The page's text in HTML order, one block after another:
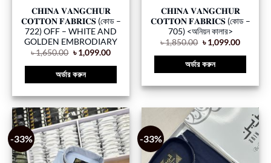
𝐂𝐇𝐈𝐍𝐀 𝐕𝐀𝐍𝐆𝐂𝐇𝐔𝐑
𝐂𝐎𝐓𝐓𝐎𝐍 𝐅𝐀𝐁𝐑𝐈𝐂𝐒 (কোড –
722) OFF – WHITE AND
GOLDEN EMBRODIARY
৳1,650.00 ৳1,099.00
অর্ডার করুন
𝐂𝐇𝐈𝐍𝐀 𝐕𝐀𝐍𝐆𝐂𝐇𝐔𝐑
𝐂𝐎𝐓𝐓𝐎𝐍 𝐅𝐀𝐁𝐑𝐈𝐂𝐒 (কোড –
705) <অনিয়ন কালার>
৳1,850.00 ৳1,099.00
অর্ডার করুন
-33% -33%